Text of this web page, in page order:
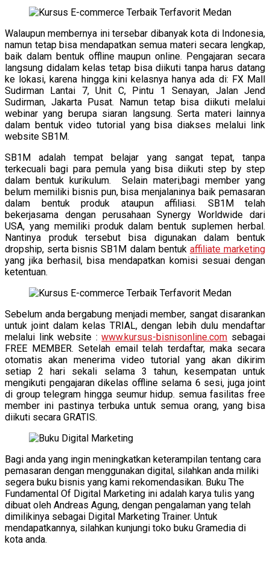
Walaupun membernya ini tersebar dibanyak kota di Indonesia,
namun tetap bisa mendapatkan semua materi secara lengkap,
baik dalam bentuk offline maupun online. Pengajaran secara
langsung didalam kelas tetap bisa diikuti tanpa harus datang
ke lokasi, karena hingga kini kelasnya hanya ada di: FX Mall
Sudirman Lantai 7, Unit C, Pintu 1 Senayan, Jalan Jend
Sudirman, Jakarta Pusat. Namun tetap bisa diikuti melalui
webinar yang berupa siaran langsung. Serta materi lainnya
dalam bentuk video tutorial yang bisa diakses melalui link
website SB1M.
SB1M adalah tempat belajar yang sangat tepat, tanpa
terkecuali bagi para pemula yang bisa diikuti step by step
dalam bentuk kurikulum. Selain materi,bagi member yang
belum memiliki bisnis pun, bisa menjalaninya baik pemasaran
dalam bentuk produk ataupun affiliasi. SB1M telah
bekerjasama dengan perusahaan Synergy Worldwide dari
USA, yang memiliki produk dalam bentuk suplemen herbal.
Nantinya produk tersebut bisa digunakan dalam bentuk
dropship, serta bisnis SB1M dalam bentuk affiliate marketing
yang jika berhasil, bisa mendapatkan komisi sesuai dengan
ketentuan.
Sebelum anda bergabung menjadi member, sangat disarankan
untuk joint dalam kelas TRIAL, dengan lebih dulu mendaftar
melalui link website :www.kursus-bisnisonline.com sebagai
FREE MEMBER. Setelah email telah terdaftar, maka secara
otomatis akan menerima video tutorial yang akan dikirim
setiap 2 hari sekali selama 3 tahun, kesempatan untuk
mengikuti pengajaran dikelas offline selama 6 sesi, juga joint
di group telegram hingga seumur hidup. semua fasilitas free
member ini pastinya terbuka untuk semua orang, yang bisa
diikuti secara GRATIS.
Bagi anda yang ingin meningkatkan keterampilan tentang cara
pemasaran dengan menggunakan digital, silahkan anda miliki
segera buku bisnis yang kami rekomendasikan. Buku The
Fundamental Of Digital Marketing ini adalah karya tulis yang
dibuat oleh Andreas Agung, dengan pengalaman yang telah
dimilikinya sebagai Digital Marketing Trainer. Untuk
mendapatkannya, silahkan kunjungi toko buku Gramedia di
kota anda.